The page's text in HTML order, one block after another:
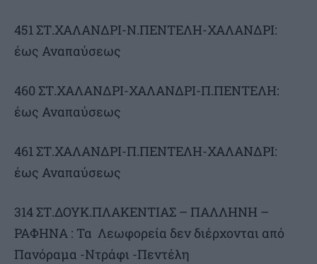
451 ΣΤ.ΧΑΛΑΝΔΡΙ-Ν.ΠΕΝΤΕΛΗ-ΧΑΛΑΝΔΡΙ:
έως Αναπαύσεως
460 ΣΤ.ΧΑΛΑΝΔΡΙ-ΧΑΛΑΝΔΡΙ-Π.ΠΕΝΤΕΛΗ:
έως Αναπαύσεως
461 ΣΤ.ΧΑΛΑΝΔΡΙ-Π.ΠΕΝΤΕΛΗ-ΧΑΛΑΝΔΡΙ:
έως Αναπαύσεως
314 ΣΤ.ΔΟΥΚ.ΠΛΑΚΕΝΤΙΑΣ – ΠΑΛΛΗΝΗ –
ΡΑΦΗΝΑ : Τα Λεωφορεία δεν διέρχονται από
Πανόραμα -Ντράφι -Πεντέλη